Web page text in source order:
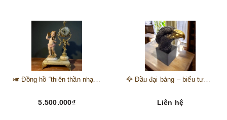
🎺 Đồng hồ “thiên thần nhạc hội” – tuyệt mỹ phẩm trang trí phong cách hoàng gia 🎼
5.500.000₫
🦅 Đầu đại bàng – biểu tượng của kẻ chinh phục trên đỉnh núi thành công 🦅
Liên hệ